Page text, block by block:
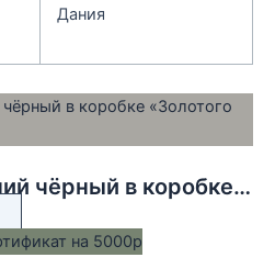
Дания
Чай новогодний чёрный в коробке «Золотого 2025 года», 20 г.